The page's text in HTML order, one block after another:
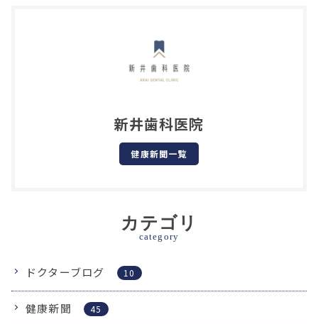
新井歯科医院
健康新聞一覧
カテゴリ
category
ドクターブログ 10
健康新聞 45